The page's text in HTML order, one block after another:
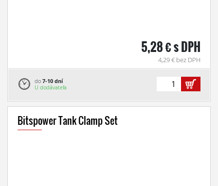
5,28 € s DPH
4,29 € bez DPH
do 7-10 dní
U dodávateľa
Bitspower Tank Clamp Set